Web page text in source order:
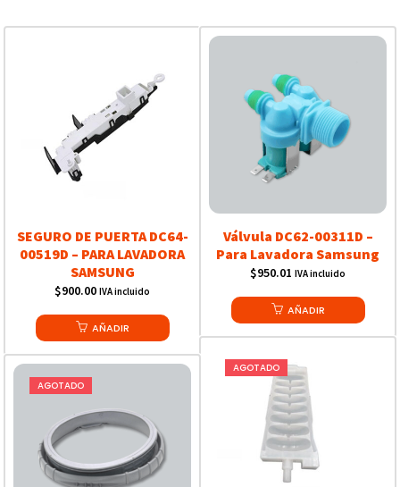
SEGURO DE PUERTA DC64-
00519D – PARA LAVADORA
SAMSUNG
$900.00 IVA incluido
AÑADIR
Válvula DC62-00311D –
Para Lavadora Samsung
$950.01 IVA incluido
AÑADIR
AGOTADO
AGOTADO